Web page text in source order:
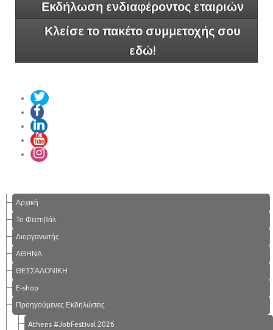
Εκδήλωση ενδιαφέροντος εταιριών
Κλείσε το πακέτο συμμετοχής σου
εδώ!
Αρχική
Το Φεστιβάλ
Διοργανωτής
ΑΘΗΝΑ
ΘΕΣΣΑΛΟΝΙΚΗ
E-shop
Προηγούμενες Εκδηλώσεις
Athens #JobFestival 2026